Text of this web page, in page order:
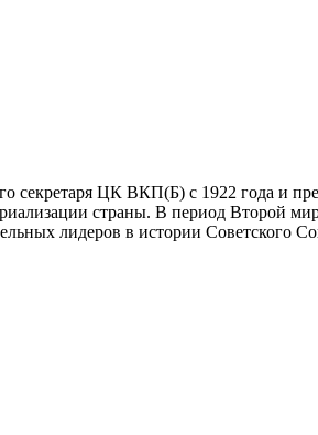
секретаря ЦК ВКП(Б) с 1922 года и
страны. В период Второй
лидеров в истории Советского